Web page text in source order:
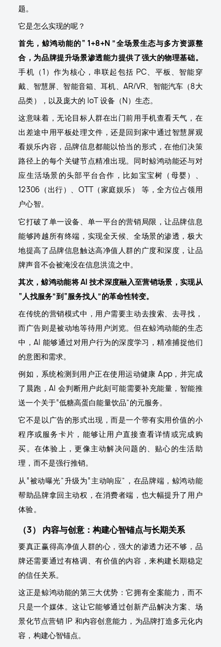
题。
它是怎么实现的呢？
首先，鲸鸿动能的“ 1+8+N ”全场景生态与多方资源整
合，为品牌提升场景渗透能力提供了强大的物理基础。
手机（1）作为核心，串联起包括 PC、平板、智能穿
戴、智慧屏、智能音箱、耳机、AR/VR、智能汽车（8大
品类），以及庞大的 IoT 设备（N）生态。
这意味着，无论目标人群在出门前用手机查看天气，在
出差途中用平板处理文件，还是回到家中通过智慧屏观
看娱乐内容，品牌信息都能以恰当的形式，在他们决策
路径上的每个关键节点精准出现。同时鲸鸿动能还与对
应生活场景的头部平台合作，比如宝宝树（母婴）、
12306（出行）、OTT（家庭娱乐） 等，全方位占领用
户心智。
它打破了单一设备、单一平台的营销局限，让品牌信息
能够跨越所有终端，实现全天候、全场景的渗透，极大
地提高了品牌信息触达高净值人群的广度和深度，让品
牌声音不会被淹没在信息洪流之中。
其次，鲸鸿动能将 AI 技术深度融入至营销场景，实现从
“人找服务”到“服务找人”的革命性转变。
在传统的营销模式中，用户需要主动去搜索、去寻找，
而广告则是被动地等待用户浏览。但在鲸鸿动能的生态
中，AI 能够通过对用户行为的深度学习，精准捕捉他们
的意图和需求。
例如，系统检测到用户正在使用运动健康 App，并完成
了晨跑，AI 会判断用户此刻可能需要补充能量，智能推
送一个关于“低糖高蛋白能量饮品”的元服务。
它不是以广告的形式出现，而是一个带有实用价值的小
程序或服务卡片，能够让用户直接查看详情或完成购
买。在体验上，更像主动解决问题的、贴心的生活助
理，而不是强行推销。
从“被动曝光”升级为“主动响应”，在品牌端，鲸鸿动能
帮助品牌拿回主动权，在消费者端，也大幅提升了用户
体验。
（3） 内容与创意：构建心智锚点与长期关系
要真正赢得高净值人群的心，强大的渗透力还不够，品
牌还需要通过有格调、有价值的内容，来构建长期稳定
的信任关系。
这正是鲸鸿动能的第三大优势：它拥有全案能力，而不
只是一个媒体。这让它能够通过创新产品解决方案、场
景化节点营销 IP 和内容创意能力，为品牌打造多元化内
容，构建心智锚点。